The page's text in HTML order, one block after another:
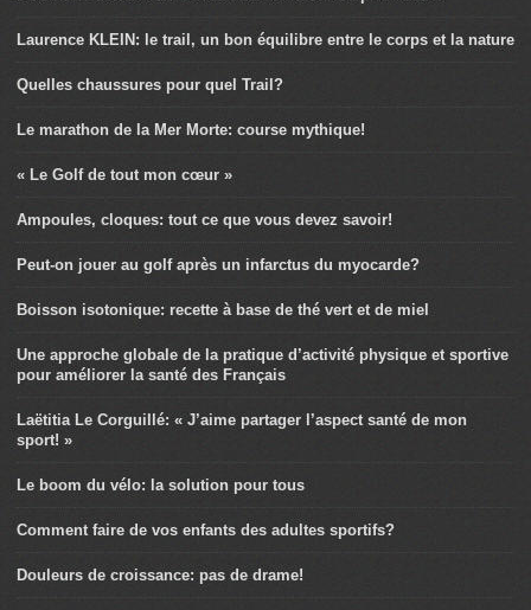
Laurence KLEIN: le trail, un bon équilibre entre le corps et la nature
Quelles chaussures pour quel Trail?
Le marathon de la Mer Morte: course mythique!
« Le Golf de tout mon cœur »
Ampoules, cloques: tout ce que vous devez savoir!
Peut-on jouer au golf après un infarctus du myocarde?
Boisson isotonique: recette à base de thé vert et de miel
Une approche globale de la pratique d’activité physique et sportive
pour améliorer la santé des Français
Laëtitia Le Corguillé: « J’aime partager l’aspect santé de mon
sport! »
Le boom du vélo: la solution pour tous
Comment faire de vos enfants des adultes sportifs?
Douleurs de croissance: pas de drame!